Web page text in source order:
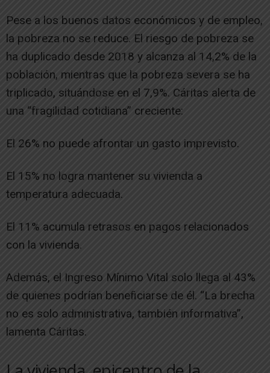
Pese a los buenos datos económicos y de empleo,
la pobreza no se reduce. El riesgo de pobreza se
ha duplicado desde 2018 y alcanza al 14,2% de la
población, mientras que la pobreza severa se ha
triplicado, situándose en el 7,9%. Cáritas alerta de
una “fragilidad cotidiana” creciente:
El 26% no puede afrontar un gasto imprevisto.
El 15% no logra mantener su vivienda a
temperatura adecuada.
El 11% acumula retrasos en pagos relacionados
con la vivienda.
Además, el Ingreso Mínimo Vital solo llega al 43%
de quienes podrían beneficiarse de él. “La brecha
no es solo administrativa, también informativa”,
lamenta Cáritas.